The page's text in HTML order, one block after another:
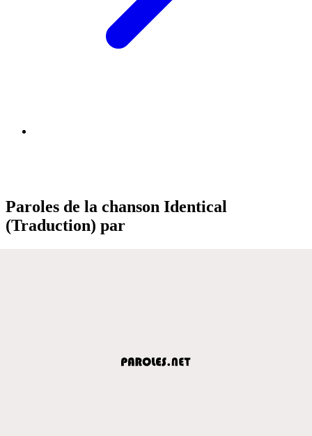
Paroles de la chanson Identical
(Traduction) par